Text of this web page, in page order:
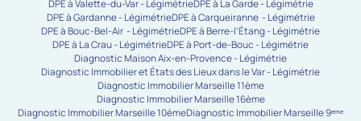
DPE à Valette-du-Var - LégimétrieDPE à La Garde - Légimétrie
DPE à Gardanne - LégimétrieDPE à Carqueiranne - Légimétrie
DPE à Bouc-Bel-Air - LégimétrieDPE à Berre-l’Étang - Légimétrie
DPE à La Crau - LégimétrieDPE à Port-de-Bouc - Légimétrie
Diagnostic Maison Aix-en-Provence - Légimétrie
Diagnostic Immobilier et États des Lieux dans le Var - Légimétrie
Diagnostic Immobilier Marseille 11ème
Diagnostic Immobilier Marseille 16ème
Diagnostic Immobilier Marseille 10èmeDiagnostic Immobilier Marseille 9ᵉᵐᵉ